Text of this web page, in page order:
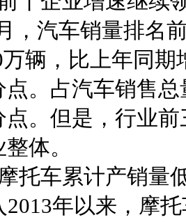
，汽车销量排名
万辆，比上年同
点。占汽车销售
点。但是，行业
体。
托车累计产销量
年以来，摩